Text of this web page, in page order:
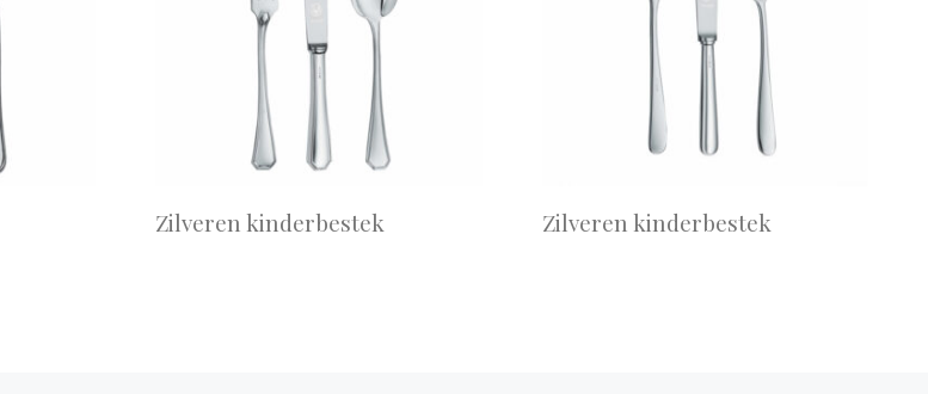
Zilveren kinderbestek Zilveren kinderbestek